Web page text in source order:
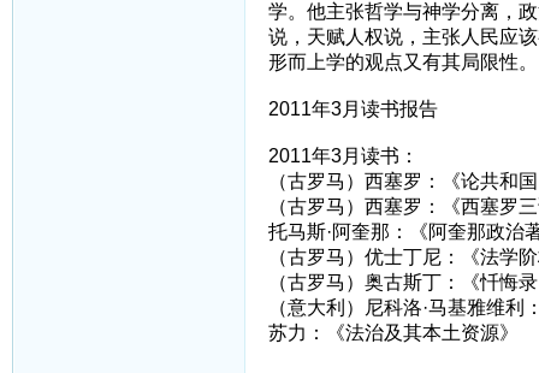
学。他主张哲学与神学分离，
说，天赋人权说，主张人民应
形而上学的观点又有其局限性。
2011年3月读书报告
2011年3月读书：
（古罗马）西塞罗：《论共和
（古罗马）西塞罗：《西塞罗
托马斯·阿奎那：《阿奎那政治
（古罗马）优士丁尼：《法学
（古罗马）奥古斯丁：《忏悔
（意大利）尼科洛·马基雅维利
苏力：《法治及其本土资源》